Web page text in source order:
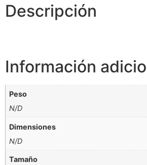
Descripción
Información
Peso
N/D
Dimensiones
N/D
Tamaño